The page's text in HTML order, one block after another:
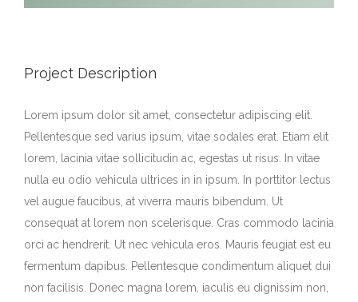
Project Description
Lorem ipsum dolor sit amet, consectetur adipiscing elit.
Pellentesque sed varius ipsum, vitae sodales erat. Etiam elit
lorem, lacinia vitae sollicitudin ac, egestas ut risus. In vitae
nulla eu odio vehicula ultrices in in ipsum. In porttitor lectus
vel augue faucibus, at viverra mauris bibendum. Ut
consequat at lorem non scelerisque. Cras commodo lacinia
orci ac hendrerit. Ut nec vehicula eros. Mauris feugiat est eu
fermentum dapibus. Pellentesque condimentum aliquet dui
non facilisis. Donec magna lorem, iaculis eu dignissim non,